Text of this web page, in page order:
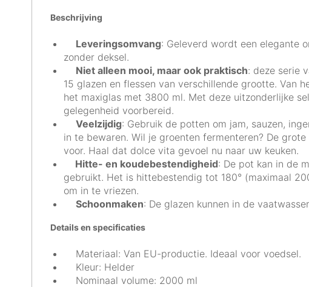
Beschrijving
Leveringsomvang: Geleverd wordt een elegante
zonder deksel.
Niet alleen mooi, maar ook praktisch: deze serie
15 glazen en flessen van verschillende grootte. Van
het maxiglas met 3800 ml. Met deze uitzonderlijke
gelegenheid voorbereid.
Veelzijdig: Gebruik de potten om jam, sauzen,
in te bewaren. Wil je groenten fermenteren? De
voor. Haal dat dolce vita gevoel nu naar uw keuken.
Hitte- en koudebestendigheid: De pot kan in de
gebruikt. Het is hittebestendig tot 180° (maximaal
om in te vriezen.
Schoonmaken: De glazen kunnen in de
Details en specificaties
Materiaal: Van EU-productie. Ideaal voor voedsel.
Kleur: Helder
Nominaal volume: 2000 ml